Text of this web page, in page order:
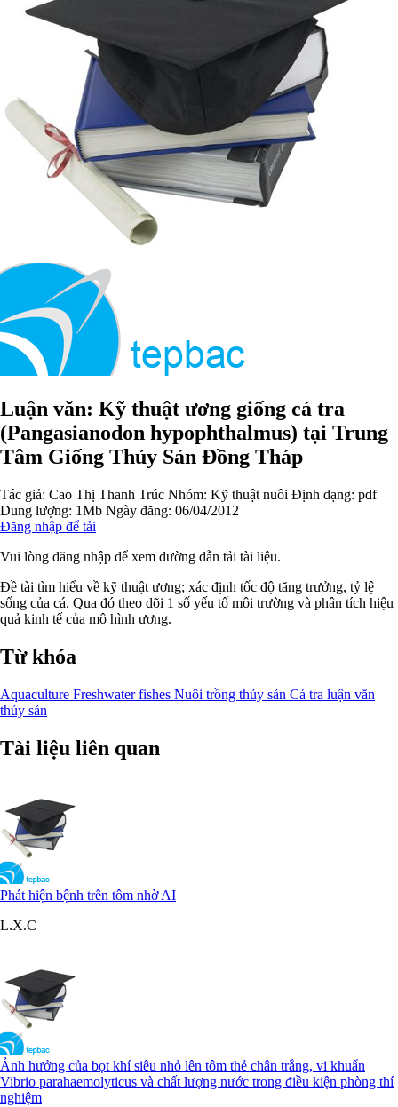
Luận văn: Kỹ thuật ương giống cá tra
(Pangasianodon hypophthalmus) tại Trung
Tâm Giống Thủy Sản Đồng Tháp
Tác giả: Cao Thị Thanh Trúc Nhóm: Kỹ thuật nuôi Định dạng: pdf
Dung lượng: 1Mb Ngày đăng: 06/04/2012
Đăng nhập để tải
Vui lòng đăng nhập để xem đường dẫn tải tài liệu.
Đề tài tìm hiểu về kỹ thuật ương; xác định tốc độ tăng trưởng, tỷ lệ
sống của cá. Qua đó theo dõi 1 số yếu tố môi trường và phân tích hiệu
quả kinh tế của mô hình ương.
Từ khóa
Aquaculture Freshwater fishes Nuôi trồng thủy sản Cá tra luận văn
thủy sản
Tài liệu liên quan
Phát hiện bệnh trên tôm nhờ AI
L.X.C
Ảnh hưởng của bọt khí siêu nhỏ lên tôm thẻ chân trắng, vi khuẩn
Vibrio parahaemolyticus và chất lượng nước trong điều kiện phòng thí
nghiệm